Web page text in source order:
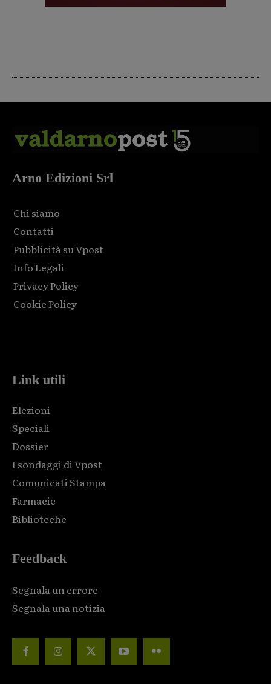
Arno Edizioni Srl
Chi siamo
Contatti
Pubblicità su Vpost
Info Legali
Privacy Policy
Cookie Policy
Link utili
Elezioni
Speciali
Dossier
I sondaggi di Vpost
Comunicati Stampa
Farmacie
Biblioteche
Feedback
Segnala un errore
Segnala una notizia